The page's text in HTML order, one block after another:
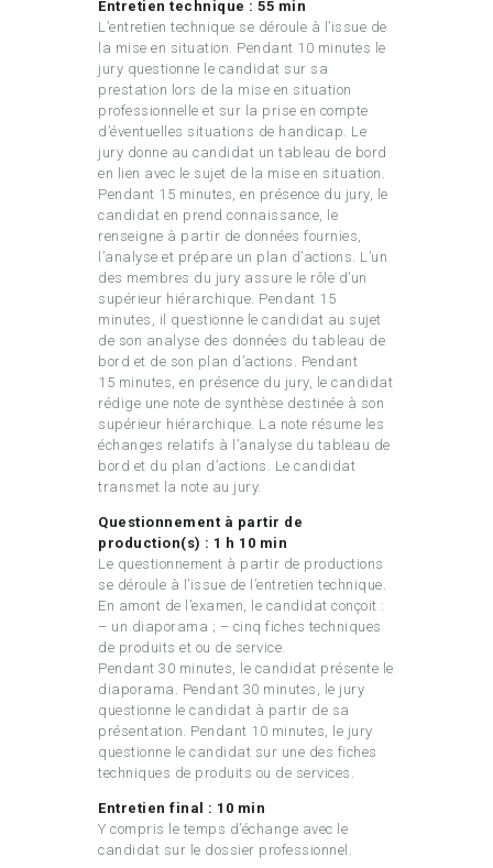
Entretien technique : 55 min
L’entretien technique se déroule à l’issue de
la mise en situation. Pendant 10 minutes le
jury questionne le candidat sur sa
prestation lors de la mise en situation
professionnelle et sur la prise en compte
d’éventuelles situations de handicap. Le
jury donne au candidat un tableau de bord
en lien avec le sujet de la mise en situation.
Pendant 15 minutes, en présence du jury, le
candidat en prend connaissance, le
renseigne à partir de données fournies,
l’analyse et prépare un plan d’actions. L’un
des membres du jury assure le rôle d’un
supérieur hiérarchique. Pendant 15
minutes, il questionne le candidat au sujet
de son analyse des données du tableau de
bord et de son plan d’actions. Pendant
15 minutes, en présence du jury, le candidat
rédige une note de synthèse destinée à son
supérieur hiérarchique. La note résume les
échanges relatifs à l’analyse du tableau de
bord et du plan d’actions. Le candidat
transmet la note au jury.
Questionnement à partir de
production(s) : 1 h 10 min
Le questionnement à partir de productions
se déroule à l’issue de l’entretien technique.
En amont de l’examen, le candidat conçoit :
– un diaporama ; – cinq fiches techniques
de produits et ou de service.
Pendant 30 minutes, le candidat présente le
diaporama. Pendant 30 minutes, le jury
questionne le candidat à partir de sa
présentation. Pendant 10 minutes, le jury
questionne le candidat sur une des fiches
techniques de produits ou de services.
Entretien final : 10 min
Y compris le temps d’échange avec le
candidat sur le dossier professionnel.